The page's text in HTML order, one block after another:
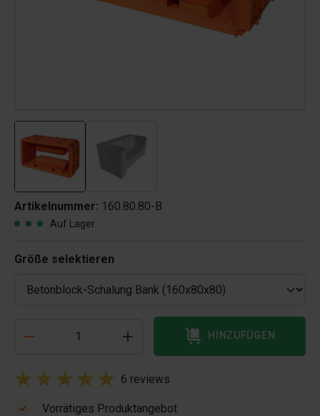
Artikelnummer: 160.80.80-B
Auf Lager
Größe selektieren
HINZUFÜGEN
6 reviews
Vorrätiges Produktangebot